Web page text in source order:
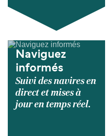
Naviguez
informés
Suivi des navires en
direct et mises à
jour en temps réel.